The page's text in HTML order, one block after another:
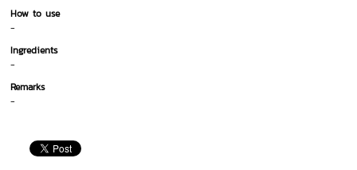
How to use
-
Ingredients
-
Remarks
-